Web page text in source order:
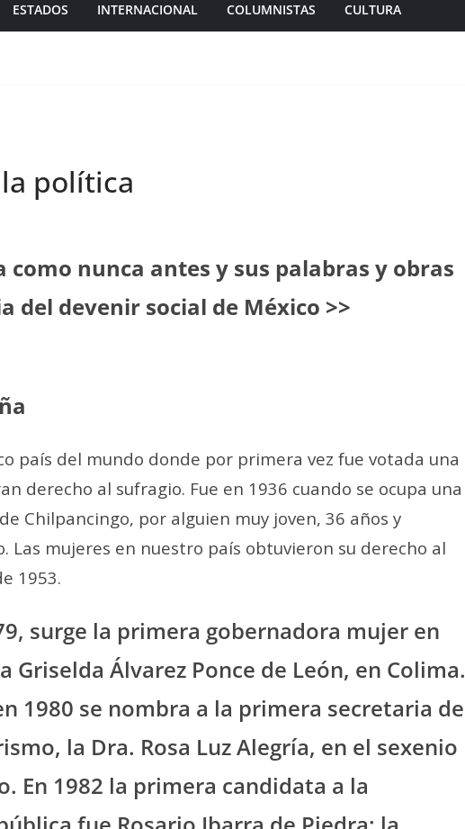
ESTADOS INTERNACIONAL COLUMNISTAS CULTURA
política
como nunca antes y sus palabras y obras
del devenir social de México >>
país del mundo donde por primera vez fue votada una
derecho al sufragio. Fue en 1936 cuando se ocupa una
Chilpancingo, por alguien muy joven, 36 años y
Las mujeres en nuestro país obtuvieron su derecho al
1953.
surge la primera gobernadora mujer en
Griselda Álvarez Ponce de León, en Colima.
1980 se nombra a la primera secretaria de
la Dra. Rosa Luz Alegría, en el sexenio
En 1982 la primera candidata a la